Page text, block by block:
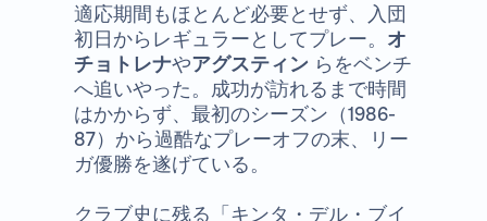
適応期間もほとんど必要とせず、入団
初日からレギュラーとしてプレー。 オ
チョトレナやアグスティン らをベンチ
へ追いやった。成功が訪れるまで時間
はかからず、最初のシーズン（1986-
87）から過酷なプレーオフの末、リー
ガ優勝を遂げている。
クラブ史に残る「キンタ・デル・ブイ